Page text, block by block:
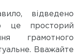
відведено
це просторий
грамотного
Вважайте